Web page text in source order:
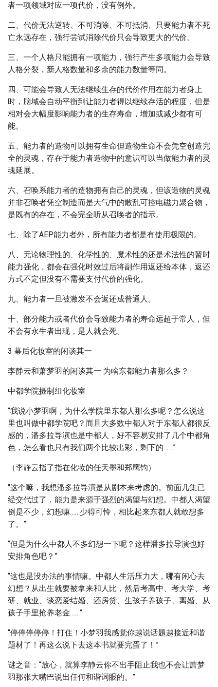
者一项领域对应一项代价，没有例外。
二、代价无法逆转、不可消除、不可抵消、只要能力者不死
亡永远存在，强行尝试消除代价只会导致更大的代价。
三、一个人格只能拥有一项能力，强行产生多项能力会导致
人格分裂，新人格数量和多余的能力数量等同。
四、可能会导致人无法继续生存的代价作用在能力者身上
时，脑域会自动平衡到让能力者得以继续存活的程度，但是
相对会大幅度影响能力者的生存寿命，增加或减少都有可
能。
五、能力者的造物可以拥有生命但造物生命不会凭空创造完
全的灵魂，存在于能力者造物中的意识可以当做能力者的灵
魂延展。
六、召唤系能力者的造物拥有自己的灵魂，但该造物的灵魂
并非召唤者凭空制造而是大气中的散乱可控电磁力聚合物，
是既有的存在，不会完全听从召唤者的指示。
七、除了AEP能力者外，所有能力者都是有使用极限的。
八、无论物理性的、化学性的、魔术性的还是术法性的暂时
能力强化，都会在强化时效过后将副作用返还给本体，返还
方式不定但没有不需要支付代价的强化。
九、能力者一旦被激发不会返还成普通人。
十、部分能力或者代价会导致能力者的寿命远超于常人，但
不会有永生者出现，是人就会死。
3 幕后化妆室的闲谈其一
李静云和萧梦羽的闲谈其一 为啥东都能力者那么多？
中都学院摄制组化妆室
“我说小梦羽啊，为什么学院里东都人那么多呢？怎么说这
里也叫做中都学院吧？而且大多数中都人对于东都人都很反
感的，潘多拉导演也是中都人，好不容易安排了几个中都角
色，怎么看也只有我们两个比较出彩，剩下的……”
（李静云指了指在化妆的任天墨和郑鹰钧）
“这个嘛，我想潘多拉导演是从剧本来考虑的。前面几集已
经交代过了，能力是来源于强烈的渴望与幻想。中都人渴望
倒是不少，幻想嘛……少得可怜，相比起来东都人就敢想多
了。”
“但是为什么中都人不多幻想一下呢？这样潘多拉导演也好
安排角色吧？”
“这也是没办法的事情嘛。中都人生活压力大，哪有闲心去
幻想？从出生就要被拿来和人比，然后考高中、考大学、考
研、就业、谈恋爱结婚、还房贷、生孩子养孩子、离婚、从
孩子手里抢养老金……”
“停停停停停！打住！小梦羽我感觉你越说话题越接近和谐
题材了！再这么说下去这本书就要完蛋了！”
谜之音：“放心，就算李静云你不出手阻止我也不会让萧梦
羽那张大嘴巴说出任何和谐词眼的。”